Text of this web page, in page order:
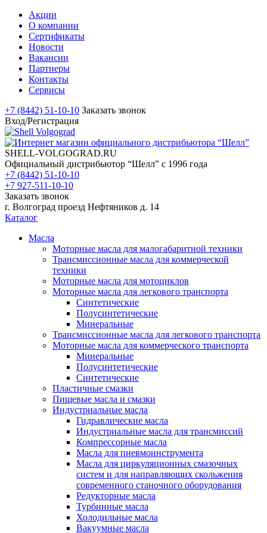
Акции
О компании
Сертификаты
Новости
Вакансии
Партнеры
Контакты
Сервисы
+7 (8442) 51-10-10 Заказать звонок
Вход/Регистрация
SHELL-VOLGOGRAD.RU
Официальный дистрибьютор “Шелл” с 1996 года
+7 (8442) 51-10-10
+7 927-511-10-10
Заказать звонок
г. Волгоград проезд Нефтяников д. 14
Каталог
Масла
Моторные масла для малогабаритной техники
Трансмиссионные масла для коммерческой
техники
Моторные масла для мотоциклов
Моторные масла для легкового транспорта
Синтетические
Полусинтетические
Минеральные
Трансмиссионные масла для легкового транспорта
Моторные масла для коммерческого транспорта
Минеральные
Полусинтетические
Синтетические
Пластичные смазки
Пищевые масла и смазки
Индустриальные масла
Гидравлические масла
Индустриальные масла для трансмиссий
Компрессорные масла
Масла для пневмоинструмента
Масла для циркуляционных смазочных
систем и для направляющих скольжения
современного станочного оборудования
Редукторные масла
Турбинные масла
Холодильные масла
Вакуумные масла